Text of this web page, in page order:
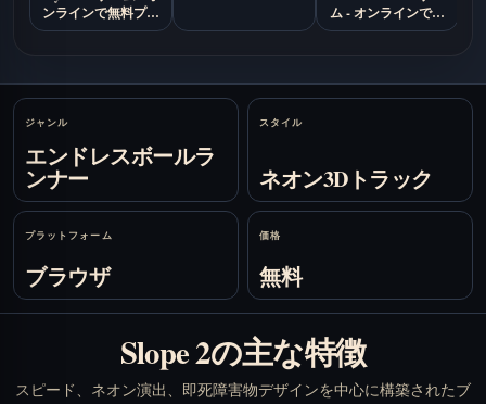
ンラインで無料プレ
イ
ム - オンラインで無
料プレイ
Stats
ジャンル
エンドレスボールラ
ンナー
スタイル
ネオン3Dトラック
プラットフォーム
ブラウザ
価格
無料
Slope 2の主な特徴
スピード、ネオン演出、即死障害物デザインを中心に構築されたブ